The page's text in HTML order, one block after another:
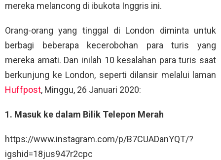
mereka melancong di ibukota Inggris ini.
Orang-orang yang tinggal di London diminta untuk
berbagi beberapa kecerobohan para turis yang
mereka amati. Dan inilah 10 kesalahan para turis saat
berkunjung ke London, seperti dilansir melalui laman
Huffpost, Minggu, 26 Januari 2020:
1. Masuk ke dalam Bilik Telepon Merah
https://www.instagram.com/p/B7CUADanYQT/?
igshid=18jus947r2cpc